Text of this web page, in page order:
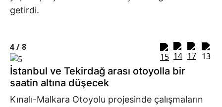
getirdi.
4 /8
İstanbul ve Tekirdağ arası otoyolla bir
saatin altına düşecek
Kınalı-Malkara Otoyolu projesinde çalışmaların